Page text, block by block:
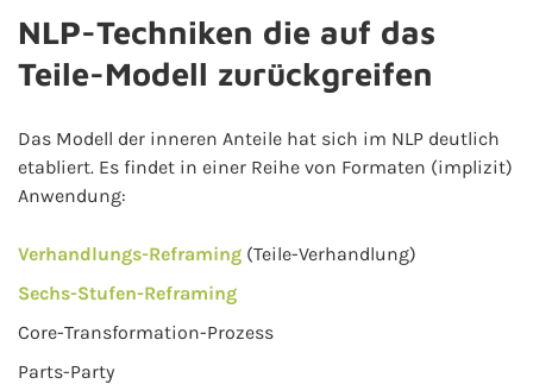
NLP-Techniken die auf das
Teile-Modell zurückgreifen
Das Modell der inneren Anteile hat sich im NLP deutlich
etabliert. Es findet in einer Reihe von Formaten (implizit)
Anwendung:
Verhandlungs-Reframing (Teile-Verhandlung)
Sechs-Stufen-Reframing
Core-Transformation-Prozess
Parts-Party